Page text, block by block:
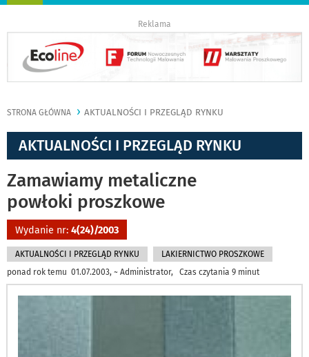
Reklama
STRONA GŁÓWNA AKTUALNOŚCI I PRZEGLĄD RYNKU
AKTUALNOŚCI I PRZEGLĄD RYNKU
Zamawiamy metaliczne
powłoki proszkowe
Wydanie nr: 4(24)/2003
AKTUALNOŚCI I PRZEGLĄD RYNKU
LAKIERNICTWO PROSZKOWE
ponad rok temu 01.07.2003, ~ Administrator, Czas czytania 9 minut